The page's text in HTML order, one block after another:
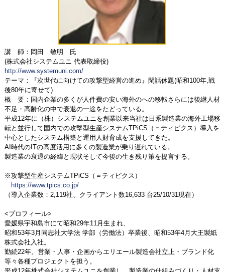
講 師：岡田 敏明 氏
(株式会社システムユニ 代表取締役)
http://www.systemuni.com/
テーマ：『次世代に向けての攻撃型経営の進め』閑話休題(昭和100年,戦
後80年に寄せて)
概 要：国内企業の多くが人件費の安い海外のへの移転さらには後継人材
不足・高齢化の中で衰退の一途をたどっている。
平成12年に（株）システムユニを創業以来当社は日系製造業の海外工場移
転と並行して国内での攻撃型生産システムTPiCS（＝ティピクス）導入を
中心としたシステム構築と運用人財育成を支援してきた。
AI時代のITの高度活用に多くの製造業が乗り遅れている。
製造業の衰退の経緯と現状そして今後の生き残り策を提言する。
※攻撃型生産システムTPiCS（＝ティピクス）
https://www.tpics.co.jp/
（導入企業数：2,119社、クライアント数16,633 台25/10/31現在）
<プロフィール>
愛媛県宇和島市にて昭和29年11月生まれ、
昭和53年3月同志社大学法 学部（労働法）卒業後、昭和53年4月大王製紙
株式会社入社。
勤続22年。営業・人事・企画からエリエール製造会社立上・ブランド化
等々各種プロジェクトを担う。